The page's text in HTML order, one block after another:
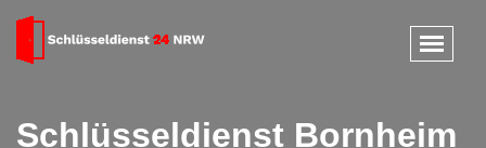
Schlüsseldienst Bornheim